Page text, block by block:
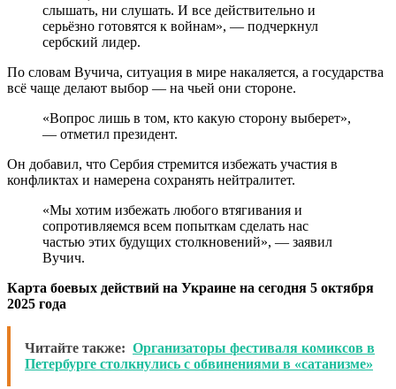
слышать, ни слушать. И все действительно и
серьёзно готовятся к войнам», — подчеркнул
сербский лидер.
По словам Вучича, ситуация в мире накаляется, а государства
всё чаще делают выбор — на чьей они стороне.
«Вопрос лишь в том, кто какую сторону выберет»,
— отметил президент.
Он добавил, что Сербия стремится избежать участия в
конфликтах и намерена сохранять нейтралитет.
«Мы хотим избежать любого втягивания и
сопротивляемся всем попыткам сделать нас
частью этих будущих столкновений», — заявил
Вучич.
Карта боевых действий на Украине на сегодня 5 октября
2025 года
Читайте также: Организаторы фестиваля комиксов в
Петербурге столкнулись с обвинениями в «сатанизме»